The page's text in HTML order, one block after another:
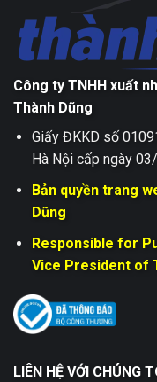
Công ty TNHH xuất
Thành Dũng
Giấy ĐKKD số
Hà Nội cấp ngày
Bản quyền trang
Dũng
Responsible for
Vice President of
LIÊN HỆ VỚI CHÚNG